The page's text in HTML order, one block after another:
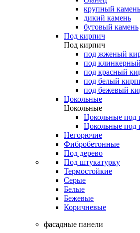
крупный камень
дикий камень
бутовый камень
Под кирпич
Под кирпич
под жженый
под
под красный
под белый
под бежевый
Цокольные
Цокольные
Цокольные под
Цокольные под
Негорючие
Фибробетонные
Под дерево
Под штукатурку
Термостойкие
Серые
Белые
Бежевые
Коричневые
фасадные панели